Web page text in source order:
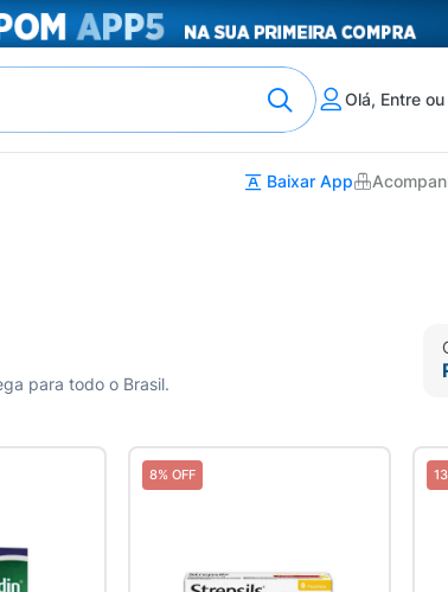
Olá, Entre
Baixar App
para todo o Brasil.
8% OFF